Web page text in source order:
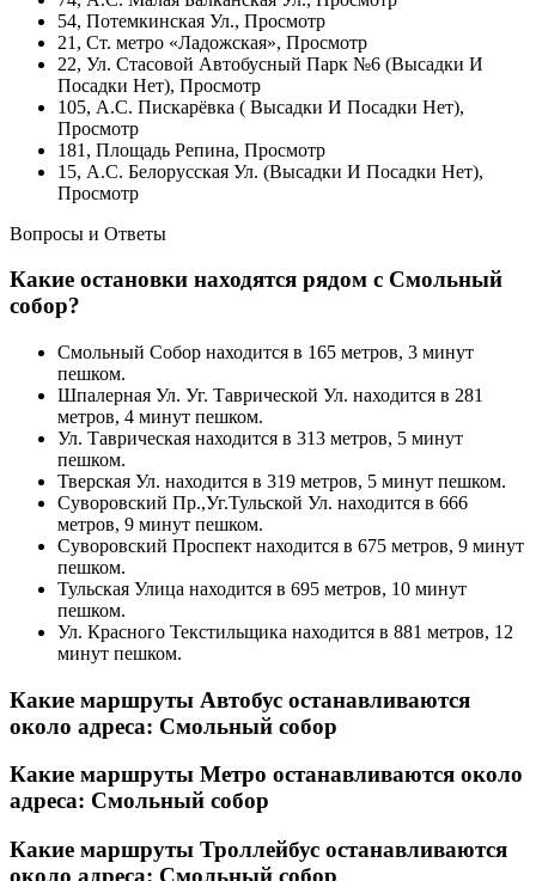
54, Потемкинская Ул., Просмотр
21, Ст. метро «Ладожская», Просмотр
22, Ул. Стасовой Автобусный Парк №6 (Высадки И
Посадки Нет), Просмотр
105, А.С. Пискарёвка ( Высадки И Посадки Нет),
Просмотр
181, Площадь Репина, Просмотр
15, А.С. Белорусская Ул. (Высадки И Посадки Нет),
Просмотр
Вопросы и Ответы
Какие остановки находятся рядом с Смольный
собор?
Смольный Собор находится в 165 метров, 3 минут
пешком.
Шпалерная Ул. Уг. Таврической Ул. находится в 281
метров, 4 минут пешком.
Ул. Таврическая находится в 313 метров, 5 минут
пешком.
Тверская Ул. находится в 319 метров, 5 минут пешком.
Суворовский Пр.,Уг.Тульской Ул. находится в 666
метров, 9 минут пешком.
Суворовский Проспект находится в 675 метров, 9 минут
пешком.
Тульская Улица находится в 695 метров, 10 минут
пешком.
Ул. Красного Текстильщика находится в 881 метров, 12
минут пешком.
Какие маршруты Автобус останавливаются
около адреса: Смольный собор
Какие маршруты Метро останавливаются около
адреса: Смольный собор
Какие маршруты Троллейбус останавливаются
около адреса: Смольный собор